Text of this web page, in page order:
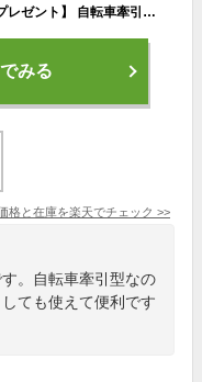
AIRBUGGY NEST ネスト 【レインカバープレゼント】 自転車牽引型トレーラー エアバギー 犬 猫 キャット ドッグ カート ペットキャリー エアーバギー eabagi- AIRBUGGY Airbuggy バギー ペット キャリー バギー ペットカート 送料無料 可愛い 多頭 小型犬 中型犬 大型犬
みる
格と在庫を楽天でチェック >>
。自転車牽引型なの
ても使えて便利です